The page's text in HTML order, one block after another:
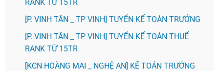
RANK TỪ 15TR
[P. VINH TÂN _ TP VINH] TUYỂN KẾ TOÁN TRƯỞNG
[P. VINH TÂN _ TP VINH] TUYỂN KẾ TOÁN THUẾ
RANK TỪ 15TR
️[KCN HOÀNG MAI _ NGHỆ AN] KẾ TOÁN TRƯỞNG